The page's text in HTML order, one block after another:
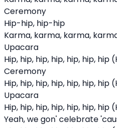
Ceremony
Hip-hip, hip-hip
Karma, karma, karma,
Upacara
Hip, hip, hip, hip, hip, hip, hip
Ceremony
Hip, hip, hip, hip, hip, hip, hip
Upacara
Hip, hip, hip, hip, hip, hip, hip
Yeah, we gon' celebrate